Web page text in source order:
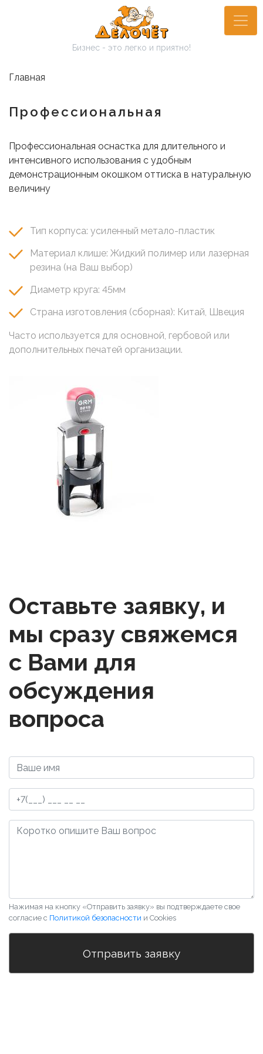
Бизнес - это легко и приятно!
Главная
Профессиональная
Профессиональная оснастка для длительного и
интенсивного использования с удобным
демонстрационным окошком оттиска в натуральную
величину
Тип корпуса: усиленный метало-пластик
Материал клише: Жидкий полимер или лазерная
резина (на Ваш выбор)
Диаметр круга: 45мм
Страна изготовления (сборная): Китай, Швеция
Часто используется для основной, гербовой или
дополнительных печатей организации.
Оставьте заявку, и
мы сразу свяжемся
с Вами для
обсуждения
вопроса
Нажимая на кнопку «Отправить заявку» вы подтверждаете свое
согласие с Политикой безопасности и Cookies